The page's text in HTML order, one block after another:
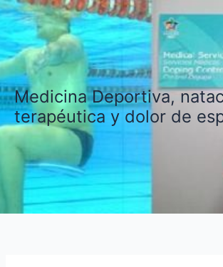
Ir
contenido
Medicina Deportiva,
terapéutica y dolor de